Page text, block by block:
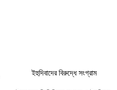
ইহুদিবাদের বিরুদ্ধে সংগ্রাম